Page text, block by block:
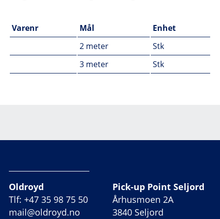
Varenr Mål
Enhet
2 meter
Stk
3 meter
Stk
Oldroyd
Tlf: +47 35 98 75 50
mail@oldroyd.no
Pick-up Point Seljord
Århusmoen 2A
3840 Seljord